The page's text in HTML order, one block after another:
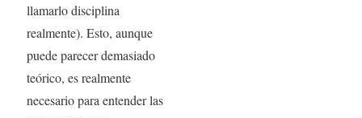
llamarlo disciplina
realmente). Esto, aunque
puede parecer demasiado
teórico, es realmente
necesario para entender las